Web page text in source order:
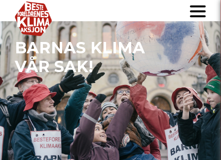
BARNAS KLIMA
VÅR SAK!